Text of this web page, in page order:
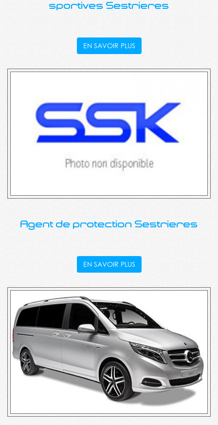
sportives Sestrieres
EN SAVOIR PLUS
Agent de protection Sestrieres
EN SAVOIR PLUS